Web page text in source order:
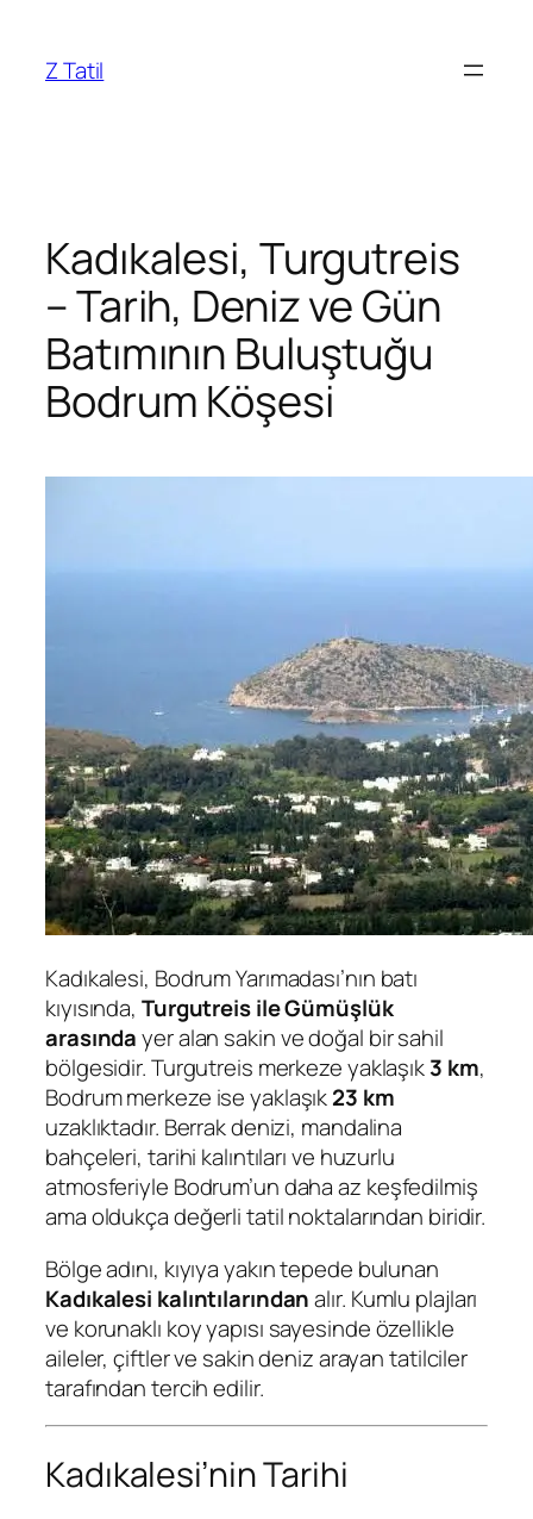
Z Tatil
Kadıkalesi, Turgutreis
– Tarih, Deniz ve Gün
Batımının Buluştuğu
Bodrum Köşesi
Kadıkalesi, Bodrum Yarımadası’nın batı
kıyısında, Turgutreis ile Gümüşlük
arasındayer alan sakin ve doğal bir sahil
bölgesidir. Turgutreis merkeze yaklaşık3 km,
Bodrum merkeze ise yaklaşık23 km
uzaklıktadır. Berrak denizi, mandalina
bahçeleri, tarihi kalıntıları ve huzurlu
atmosferiyle Bodrum’un daha az keşfedilmiş
ama oldukça değerli tatil noktalarından biridir.
Bölge adını, kıyıya yakın tepede bulunan
Kadıkalesi kalıntılarındanalır. Kumlu plajları
ve korunaklı koy yapısı sayesinde özellikle
aileler, çiftler ve sakin deniz arayan tatilciler
tarafından tercih edilir.
Kadıkalesi’nin Tarihi